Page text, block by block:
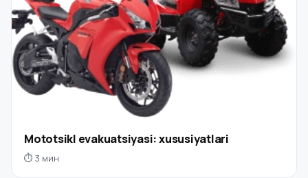
Mototsikl evakuatsiyasi: xususiyatlari
⏱ 3 мин